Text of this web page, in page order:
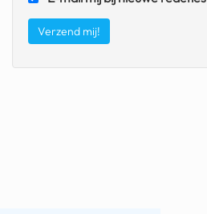
dunkin donuts
ryanair